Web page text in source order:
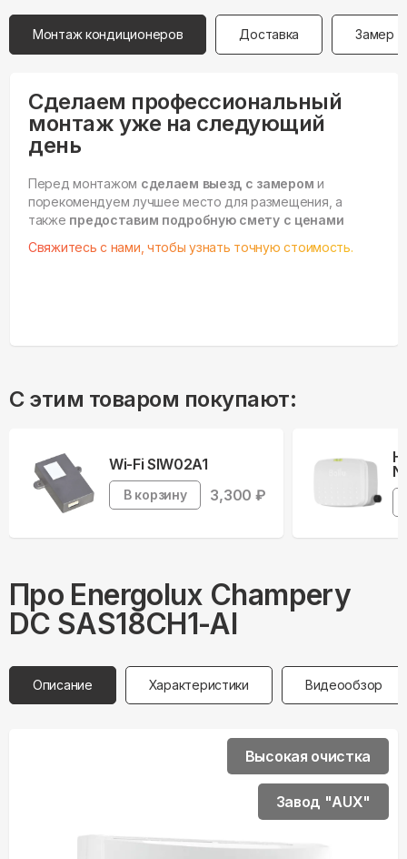
Монтаж кондиционеров Доставка Замер
Сделаем профессиональный
монтаж уже на следующий
день
Перед монтажом сделаем выезд с замером и
порекомендуем лучшее место для размещения, а
также предоставим подробную смету с ценами
Свяжитесь с нами, чтобы узнать точную стоимость.
С этим товаром покупают:
Wi-Fi SIW02A1
В корзину 3,300 ₽
Про Energolux Champery
DC SAS18CH1-AI
Описание Характеристики Видеообзор
Высокая очистка
Завод "AUX"